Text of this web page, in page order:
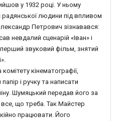
у 1932 році. У ньому
людини під впливом
Петрович зізнавався:
невдалий сценарій «Іван» і
звуковий фільм, знятий
кінематографії,
і ручку та написати
Шумяцький передав його за
що треба. Так Майстер
працювати. Його